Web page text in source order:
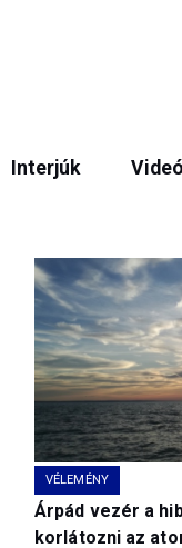
Interjúk Videó
Megosztás
VÉLEMÉNY
Árpád vezér a
korlátozni az